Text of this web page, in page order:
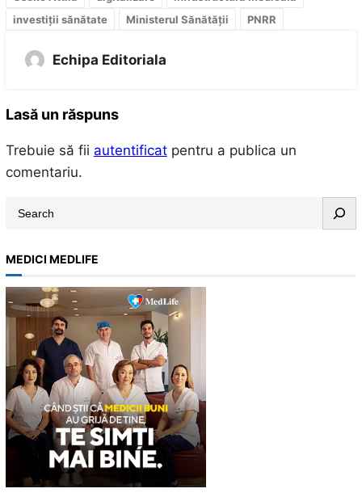
investiții sănătate
Ministerul Sănătății PNRR
Echipa Editoriala
Lasă un răspuns
Trebuie să fii autentificatpentru a publica un
comentariu.
r
c
h
MEDICI MEDLIFE